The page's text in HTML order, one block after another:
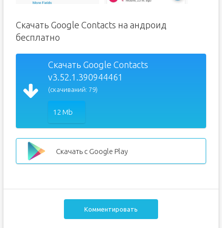
Скачать Google Contacts на андроид
бесплатно
Скачать Google Contacts
v3.52.1.390944461
(скачиваний: 79)
12 Mb
Скачать с Google Play
Комментировать